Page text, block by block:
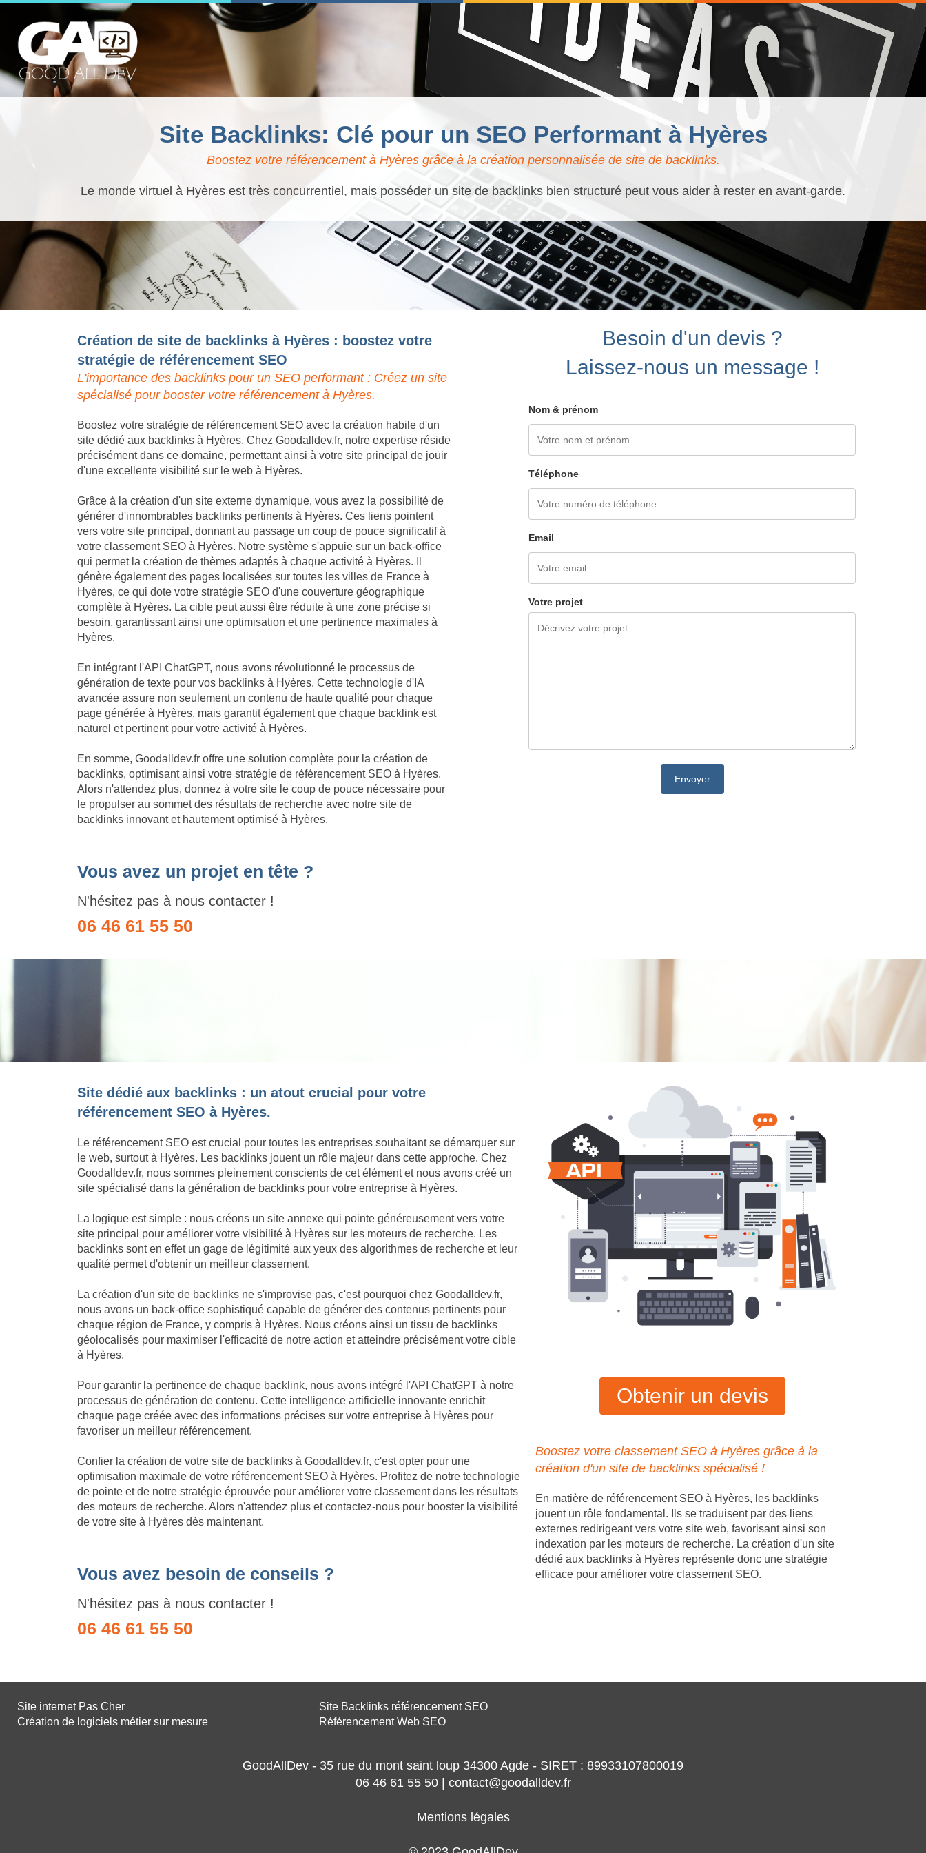
Site Backlinks: Clé pour un SEO Performant à Hyères
Boostez votre référencement à Hyères grâce à la création personnalisée de site de backlinks.
Le monde virtuel à Hyères est très concurrentiel, mais posséder un site de backlinks bien structuré peut vous aider à rester en avant-garde.
Création de site de backlinks à Hyères : boostez votre
stratégie de référencement SEO
L'importance des backlinks pour un SEO performant : Créez un site
spécialisé pour booster votre référencement à Hyères.
Boostez votre stratégie de référencement SEO avec la création habile d'un
site dédié aux backlinks à Hyères. Chez Goodalldev.fr, notre expertise réside
précisément dans ce domaine, permettant ainsi à votre site principal de jouir
d'une excellente visibilité sur le web à Hyères.
Grâce à la création d'un site externe dynamique, vous avez la possibilité de
générer d'innombrables backlinks pertinents à Hyères. Ces liens pointent
vers votre site principal, donnant au passage un coup de pouce significatif à
votre classement SEO à Hyères. Notre système s'appuie sur un back-office
qui permet la création de thèmes adaptés à chaque activité à Hyères. Il
génère également des pages localisées sur toutes les villes de France à
Hyères, ce qui dote votre stratégie SEO d'une couverture géographique
complète à Hyères. La cible peut aussi être réduite à une zone précise si
besoin, garantissant ainsi une optimisation et une pertinence maximales à
Hyères.
En intégrant l'API ChatGPT, nous avons révolutionné le processus de
génération de texte pour vos backlinks à Hyères. Cette technologie d'IA
avancée assure non seulement un contenu de haute qualité pour chaque
page générée à Hyères, mais garantit également que chaque backlink est
naturel et pertinent pour votre activité à Hyères.
En somme, Goodalldev.fr offre une solution complète pour la création de
backlinks, optimisant ainsi votre stratégie de référencement SEO à Hyères.
Alors n'attendez plus, donnez à votre site le coup de pouce nécessaire pour
le propulser au sommet des résultats de recherche avec notre site de
backlinks innovant et hautement optimisé à Hyères.
Vous avez un projet en tête ?
N'hésitez pas à nous contacter !
06 46 61 55 50
Besoin d'un devis ?
Laissez-nous un message !
Nom & prénom
Téléphone
Email
Votre projet
Site dédié aux backlinks : un atout crucial pour votre
référencement SEO à Hyères.
Le référencement SEO est crucial pour toutes les entreprises souhaitant se démarquer sur
le web, surtout à Hyères. Les backlinks jouent un rôle majeur dans cette approche. Chez
Goodalldev.fr, nous sommes pleinement conscients de cet élément et nous avons créé un
site spécialisé dans la génération de backlinks pour votre entreprise à Hyères.
La logique est simple : nous créons un site annexe qui pointe généreusement vers votre
site principal pour améliorer votre visibilité à Hyères sur les moteurs de recherche. Les
backlinks sont en effet un gage de légitimité aux yeux des algorithmes de recherche et leur
qualité permet d'obtenir un meilleur classement.
La création d'un site de backlinks ne s'improvise pas, c'est pourquoi chez Goodalldev.fr,
nous avons un back-office sophistiqué capable de générer des contenus pertinents pour
chaque région de France, y compris à Hyères. Nous créons ainsi un tissu de backlinks
géolocalisés pour maximiser l'efficacité de notre action et atteindre précisément votre cible
à Hyères.
Pour garantir la pertinence de chaque backlink, nous avons intégré l'API ChatGPT à notre
processus de génération de contenu. Cette intelligence artificielle innovante enrichit
chaque page créée avec des informations précises sur votre entreprise à Hyères pour
favoriser un meilleur référencement.
Confier la création de votre site de backlinks à Goodalldev.fr, c'est opter pour une
optimisation maximale de votre référencement SEO à Hyères. Profitez de notre technologie
de pointe et de notre stratégie éprouvée pour améliorer votre classement dans les résultats
des moteurs de recherche. Alors n'attendez plus et contactez-nous pour booster la visibilité
de votre site à Hyères dès maintenant.
Vous avez besoin de conseils ?
N'hésitez pas à nous contacter !
06 46 61 55 50
Obtenir un devis
Boostez votre classement SEO à Hyères grâce à la
création d'un site de backlinks spécialisé !
En matière de référencement SEO à Hyères, les backlinks
jouent un rôle fondamental. Ils se traduisent par des liens
externes redirigeant vers votre site web, favorisant ainsi son
indexation par les moteurs de recherche. La création d'un site
dédié aux backlinks à Hyères représente donc une stratégie
efficace pour améliorer votre classement SEO.
Site internet Pas Cher
Création de logiciels métier sur mesure
Site Backlinks référencement SEO
Référencement Web SEO
GoodAllDev - 35 rue du mont saint loup 34300 Agde - SIRET : 89933107800019
06 46 61 55 50 | contact@goodalldev.fr
Mentions légales